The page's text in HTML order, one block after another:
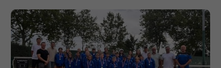
Zweck
Dieser Wert speichert Ihre Consent-
Einstellungen. Unter anderem eine
zufällig generierte ID, für die
historische Speicherung Ihrer
vorgenommen Einstellungen, falls der
Webseiten-Betreiber dies eingestellt